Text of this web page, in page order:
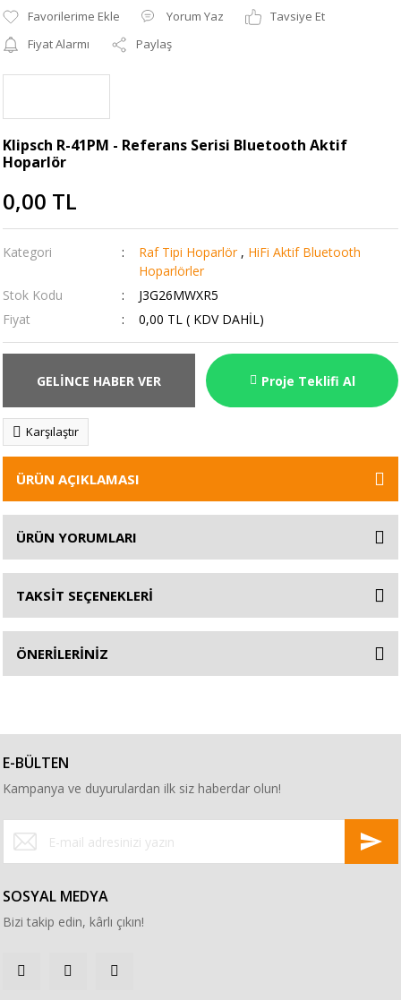
Yorum Yaz
Tavsiye Et
Fiyat Alarmı
Paylaş
Klipsch R-41PM - Referans Serisi Bluetooth Aktif
Hoparlör
0,00 TL
Kategori Raf Tipi Hoparlör , HiFi Aktif Bluetooth
Hoparlörler
Stok Kodu
J3G26MWXR5
Fiyat
0,00 TL ( KDV DAHİL)
GELİNCE HABER VER Proje Teklifi Al
Karşılaştır
ÜRÜN AÇIKLAMASI
ÜRÜN YORUMLARI
TAKSİT SEÇENEKLERİ
ÖNERİLERİNİZ
E-BÜLTEN
Kampanya ve duyurulardan ilk siz haberdar olun!
SOSYAL MEDYA
Bizi takip edin, kârlı çıkın!